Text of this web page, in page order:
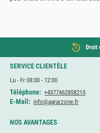
Droit
SERVICE CLIENTÈLE
Lu - Fr 08:00 - 12:00
Téléphone: +4377462858215
E-Mail: info@agrarzone.fr
NOS AVANTAGES